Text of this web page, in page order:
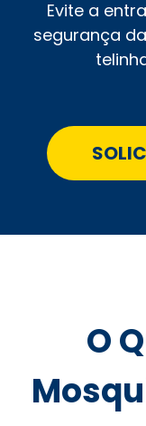
Evite a
segurança
O